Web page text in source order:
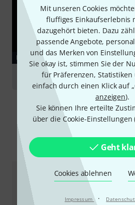
Mit unseren Cookies
fluffiges Einkaufserlebnis
dazugehört bieten. Dazu
passende Angebote,
und das Merken von
Sie okay ist, stimmen Sie der
für Präferenzen,
einfach durch einen Klick auf
anzeigen).
Sie können Ihre erteilte
über die Cookie-Einstellungen
Geht
Cookies ablehnen
Impressum ·
RATGEBER
Podcasting
Alternativen